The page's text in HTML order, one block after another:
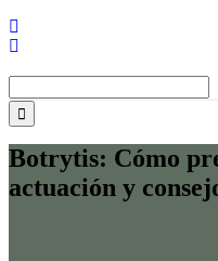
Botrytis: Cómo
actuación y